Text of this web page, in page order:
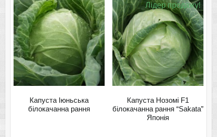
Капуста Іюньська
білокачанна рання
Лідер продажу!
Капуста Нозомі F1
білокачанна рання “Sakata”
Японія